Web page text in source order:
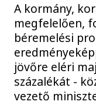
A kormány,
megfelelően,
béremelési
jövőre eléri
százalékát -
vezető